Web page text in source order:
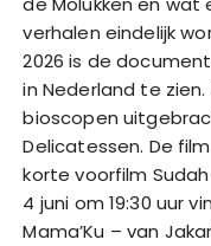
verhalen eindelijk
2026 is de
in Nederland te
bioscopen
Delicatessen. De
korte voorfilm
4 juni om 19:30 uur
Mama’Ku – van